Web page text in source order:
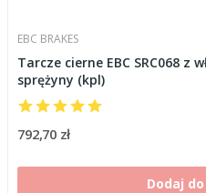
EBC BRAKES
Tarcze cierne EBC SRC068 z
sprężyny (kpl)
792,70 zł
Dodaj